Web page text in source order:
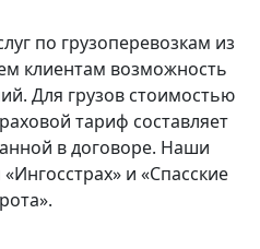
по грузоперевозкам из
клиентам возможность
Для грузов стоимостью
тариф составляет
в договоре. Наши
и «Спасские